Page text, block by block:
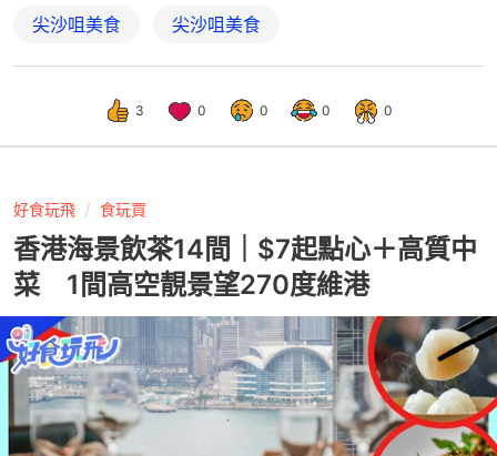
尖沙咀美食 尖沙咀美食
3 0 0 0 0
好食玩飛 食玩買
香港海景飲茶14間｜$7起點心＋高質中
菜 1間高空靚景望270度維港